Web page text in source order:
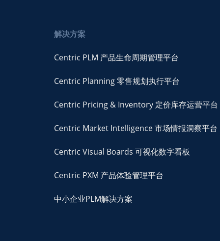
解决方案
Centric PLM 产品生命周期管理平台
Centric Planning 零售规划执行平台
Centric Pricing & Inventory 定价库存运营平台
Centric Market Intelligence 市场情报洞察平台
Centric Visual Boards 可视化数字看板
Centric PXM 产品体验管理平台
中小企业PLM解决方案